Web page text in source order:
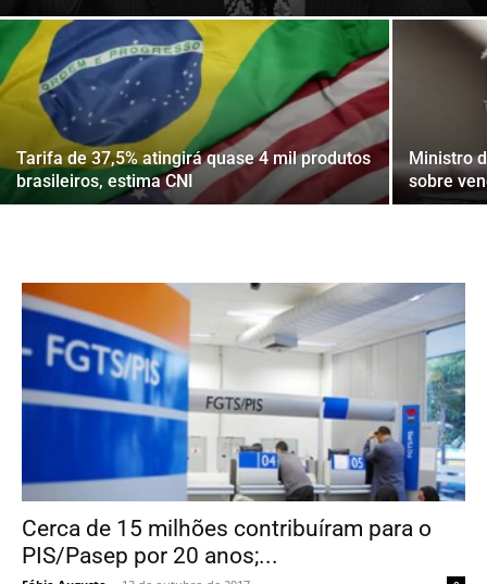
Tarifa de 37,5% atingirá quase 4 mil produtos
brasileiros, estima CNI
Ministro
sobre
Cerca de 15 milhões contribuíram para o
PIS/Pasep por 20 anos;...